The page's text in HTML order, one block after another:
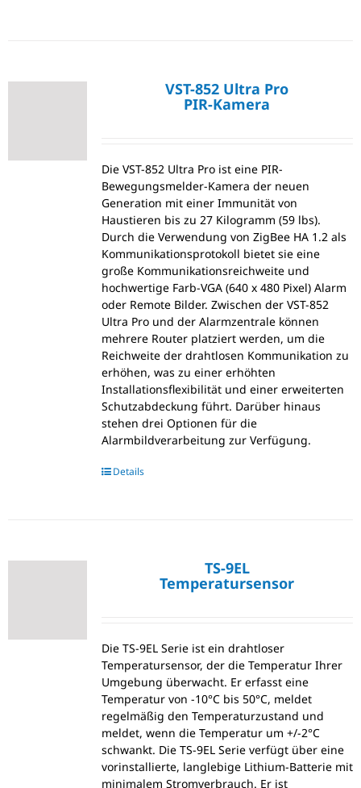
VST-852 Ultra Pro
PIR-Kamera
Die VST-852 Ultra Pro ist eine PIR-
Bewegungsmelder-Kamera der neuen
Generation mit einer Immunität von
Haustieren bis zu 27 Kilogramm (59 lbs).
Durch die Verwendung von ZigBee HA 1.2 als
Kommunikationsprotokoll bietet sie eine
große Kommunikationsreichweite und
hochwertige Farb-VGA (640 x 480 Pixel) Alarm
oder Remote Bilder. Zwischen der VST-852
Ultra Pro und der Alarmzentrale können
mehrere Router platziert werden, um die
Reichweite der drahtlosen Kommunikation zu
erhöhen, was zu einer erhöhten
Installationsflexibilität und einer erweiterten
Schutzabdeckung führt. Darüber hinaus
stehen drei Optionen für die
Alarmbildverarbeitung zur Verfügung.
Details
TS-9EL
Temperatursensor
Die TS-9EL Serie ist ein drahtloser
Temperatursensor, der die Temperatur Ihrer
Umgebung überwacht. Er erfasst eine
Temperatur von -10°C bis 50°C, meldet
regelmäßig den Temperaturzustand und
meldet, wenn die Temperatur um +/-2°C
schwankt. Die TS-9EL Serie verfügt über eine
vorinstallierte, langlebige Lithium-Batterie mit
minimalem Stromverbrauch. Er ist